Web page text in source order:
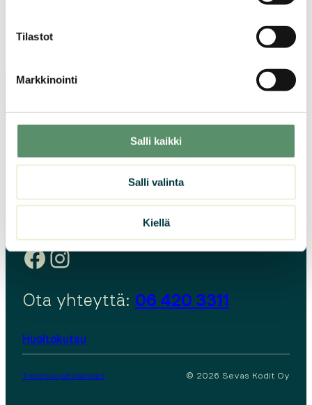
Tilastot
Markkinointi
Salli kaikki
Salli valinta
Kiellä
Sevas Kodit Oy
Toimisto avoinna arkisin kello 10.00 – 14.00
Facebook
Instagram
Ota yhteyttä: 06 420 3311
Huoltokutsu
TietosuojaEvästeet © 2026 Sevas Kodit Oy